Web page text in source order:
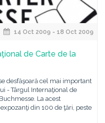
14 Oct 2009 - 18 Oct 2009
de Carte de la
desfăşoară cel mai important
- Târgul Internaţional de
La acest
din 100 de ţări, peste